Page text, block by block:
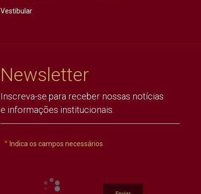
Vestibular
Newsletter
Inscreva-se para receber nossas notícias
e informações institucionais.
Indica os campos necessários